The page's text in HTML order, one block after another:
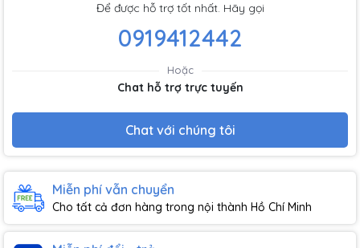
Để được hỗ trợ tốt nhất. Hãy gọi
0919412442
Hoặc
Chat hỗ trợ trực tuyến
Chat với chúng tôi
Miễn phí vẫn chuyển
Cho tất cả đơn hàng trong nội thành Hồ Chí Minh